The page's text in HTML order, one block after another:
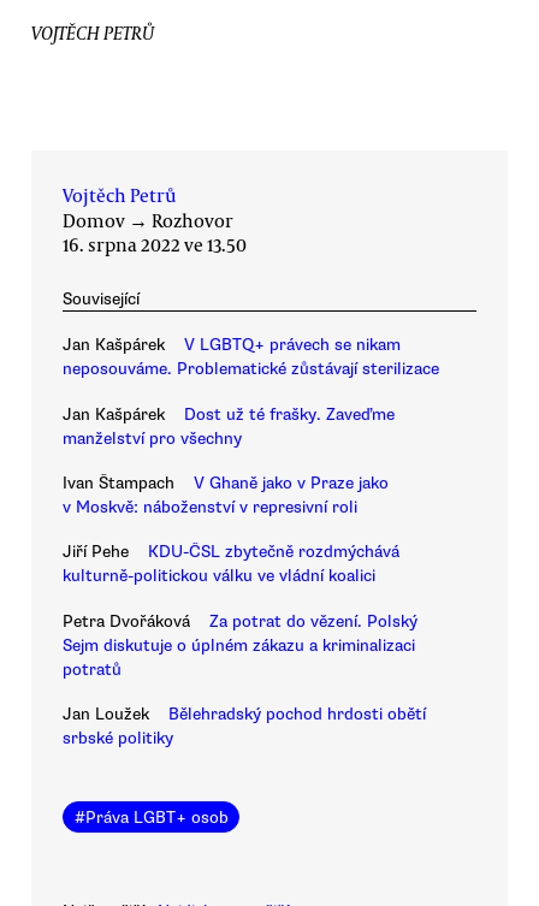
VOJTĚCH PETRŮ
Vojtěch Petrů
Domov → Rozhovor
16. srpna 2022 ve 13.50
Související
Jan Kašpárek
V LGBTQ+ právech se nikam
neposouváme. Problematické zůstávají sterilizace
Jan Kašpárek
Dost už té frašky. Zaveďme
manželství pro všechny
Ivan Štampach
V Ghaně jako v Praze jako
v Moskvě: náboženství v represivní roli
Jiří Pehe
KDU-ČSL zbytečně rozdmýchává
kulturně-politickou válku ve vládní koalici
Petra Dvořáková
Za potrat do vězení. Polský
Sejm diskutuje o úplném zákazu a kriminalizaci
potratů
Jan Loužek
Bělehradský pochod hrdosti obětí
srbské politiky
#Práva LGBT+ osob